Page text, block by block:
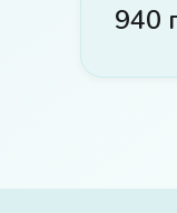
940